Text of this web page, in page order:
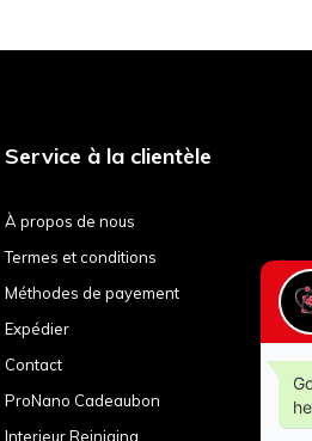
Service à la clientèle
À propos de nous
Termes et conditions
Méthodes de payement
Expédier
Contact
ProNano Cadeaubon
Interieur Reiniging